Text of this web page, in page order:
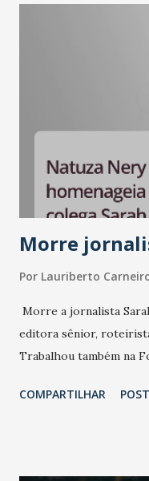
Morre
Por Lauriberto
Morre a jornalista
editora sênior,
Trabalhou também na
COMPARTILHAR